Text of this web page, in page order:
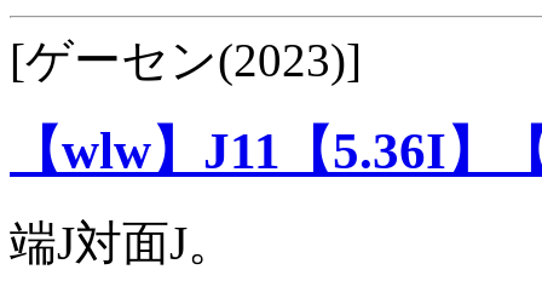
[ゲーセン(2023)]
【wlw】J11【5.36I】
端J対面J。